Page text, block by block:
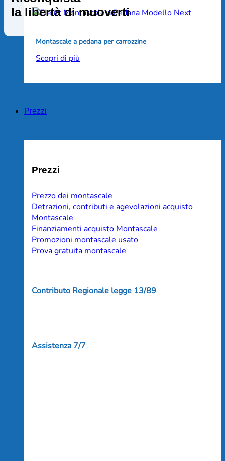
Montascale a pedana per carrozzine
Scopri di più
Prezzi
Prezzi
Prezzo dei montascale
Detrazioni, contributi e agevolazioni acquisto
Montascale
Finanziamenti acquisto Montascale
Promozioni montascale usato
Prova gratuita montascale
Contributo Regionale legge 13/89
Assistenza 7/7
la libertà di muoverti